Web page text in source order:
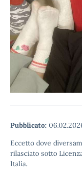
Pubblicato:
Eccetto dove
rilasciato sotto
Italia.